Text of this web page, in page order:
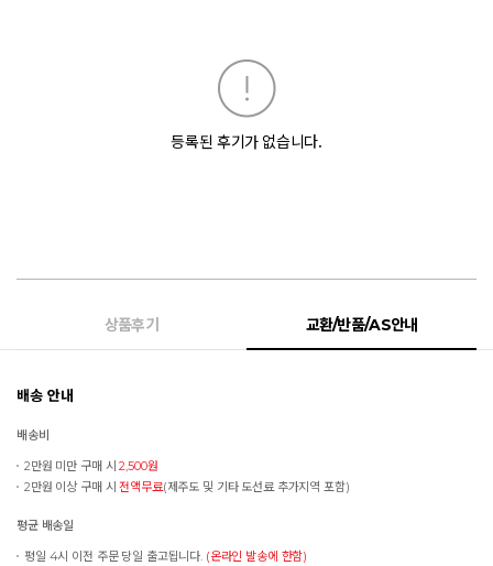
등록된 후기가 없습니다.
상품후기 교환/반품/AS안내
배송 안내
배송비
2만원 미만 구매 시2,500원
2만원 이상 구매 시전액무료(제주도 및 기타 도선료 추가지역 포함)
평균 배송일
평일 4시 이전 주문 당일 출고됩니다. (온라인 발송에 한함)